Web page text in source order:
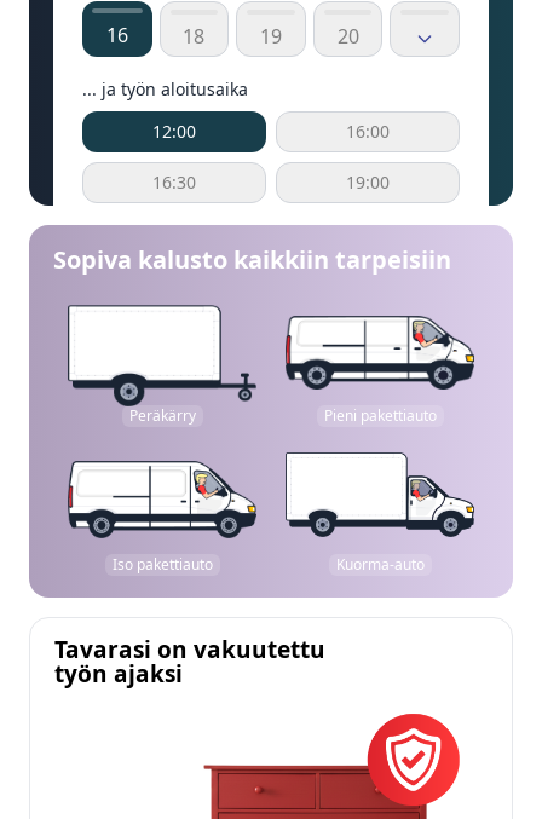
16 18 19 20
... ja työn aloitusaika
12:00
16:00
16:30 19:00
Sopiva kalusto kaikkiin tarpeisiin
Peräkärry Pieni pakettiauto
Iso pakettiauto Kuorma-auto
Tavarasi on vakuutettu
työn ajaksi